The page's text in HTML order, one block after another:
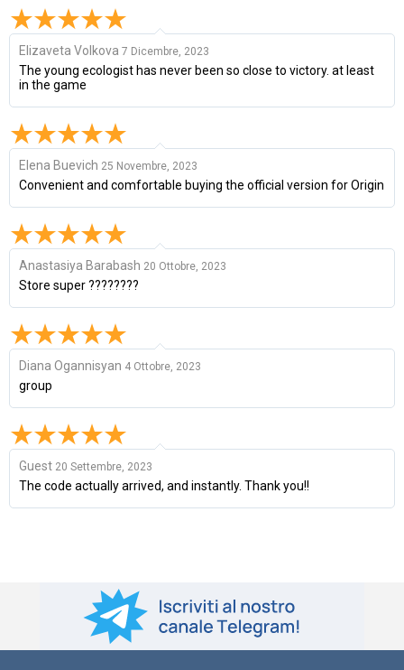
Elizaveta Volkova 7 Dicembre, 2023
The young ecologist has never been so close to victory. at least
in the game
Elena Buevich 25 Novembre, 2023
Convenient and comfortable buying the official version for Origin
Anastasiya Barabash 20 Ottobre, 2023
Store super ????????
Diana Ogannisyan 4 Ottobre, 2023
group
Guest 20 Settembre, 2023
The code actually arrived, and instantly. Thank you!!